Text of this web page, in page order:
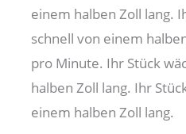
einem halben Zoll lang.
schnell von einem
pro Minute. Ihr Stück
halben Zoll lang. Ihr
einem halben Zoll lang.